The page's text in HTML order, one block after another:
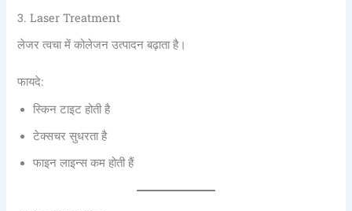
3. Laser Treatment
लेजर त्वचा में कोलेजन उत्पादन बढ़ाता है।
फायदे:
स्किन टाइट होती है
टेक्सचर सुधरता है
फाइन लाइन्स कम होती हैं